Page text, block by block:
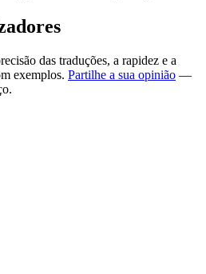
das traduções, a rapidez e a
exemplos. Partilhe a sua opinião —